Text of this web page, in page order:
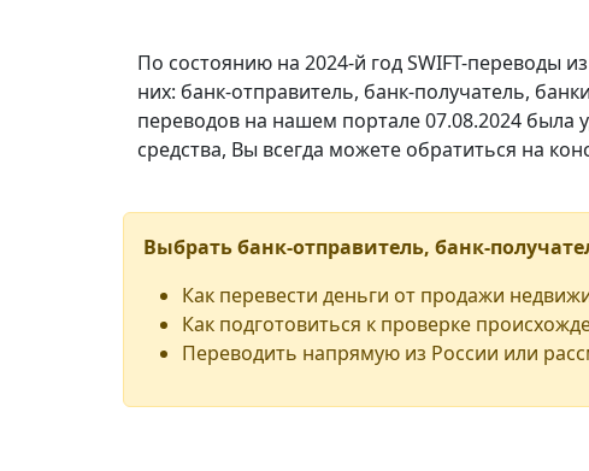
По состоянию на 2024-й год SWIFT-переводы
них: банк-отправитель, банк-получатель,
переводов на нашем портале 07.08.2024 была
средства, Вы всегда можете обратиться на
Выбрать банк-отправитель, банк-
Как перевести деньги от продажи
Как подготовиться к проверке
Переводить напрямую из России или